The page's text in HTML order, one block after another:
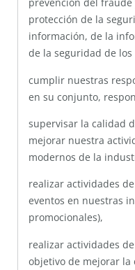
protección de la
información, de la
de la seguridad de
cumplir nuestras
en su conjunto,
supervisar la calidad
mejorar nuestra
modernos de la
realizar actividades
eventos en nuestras
promocionales),
realizar actividades
objetivo de mejorar la